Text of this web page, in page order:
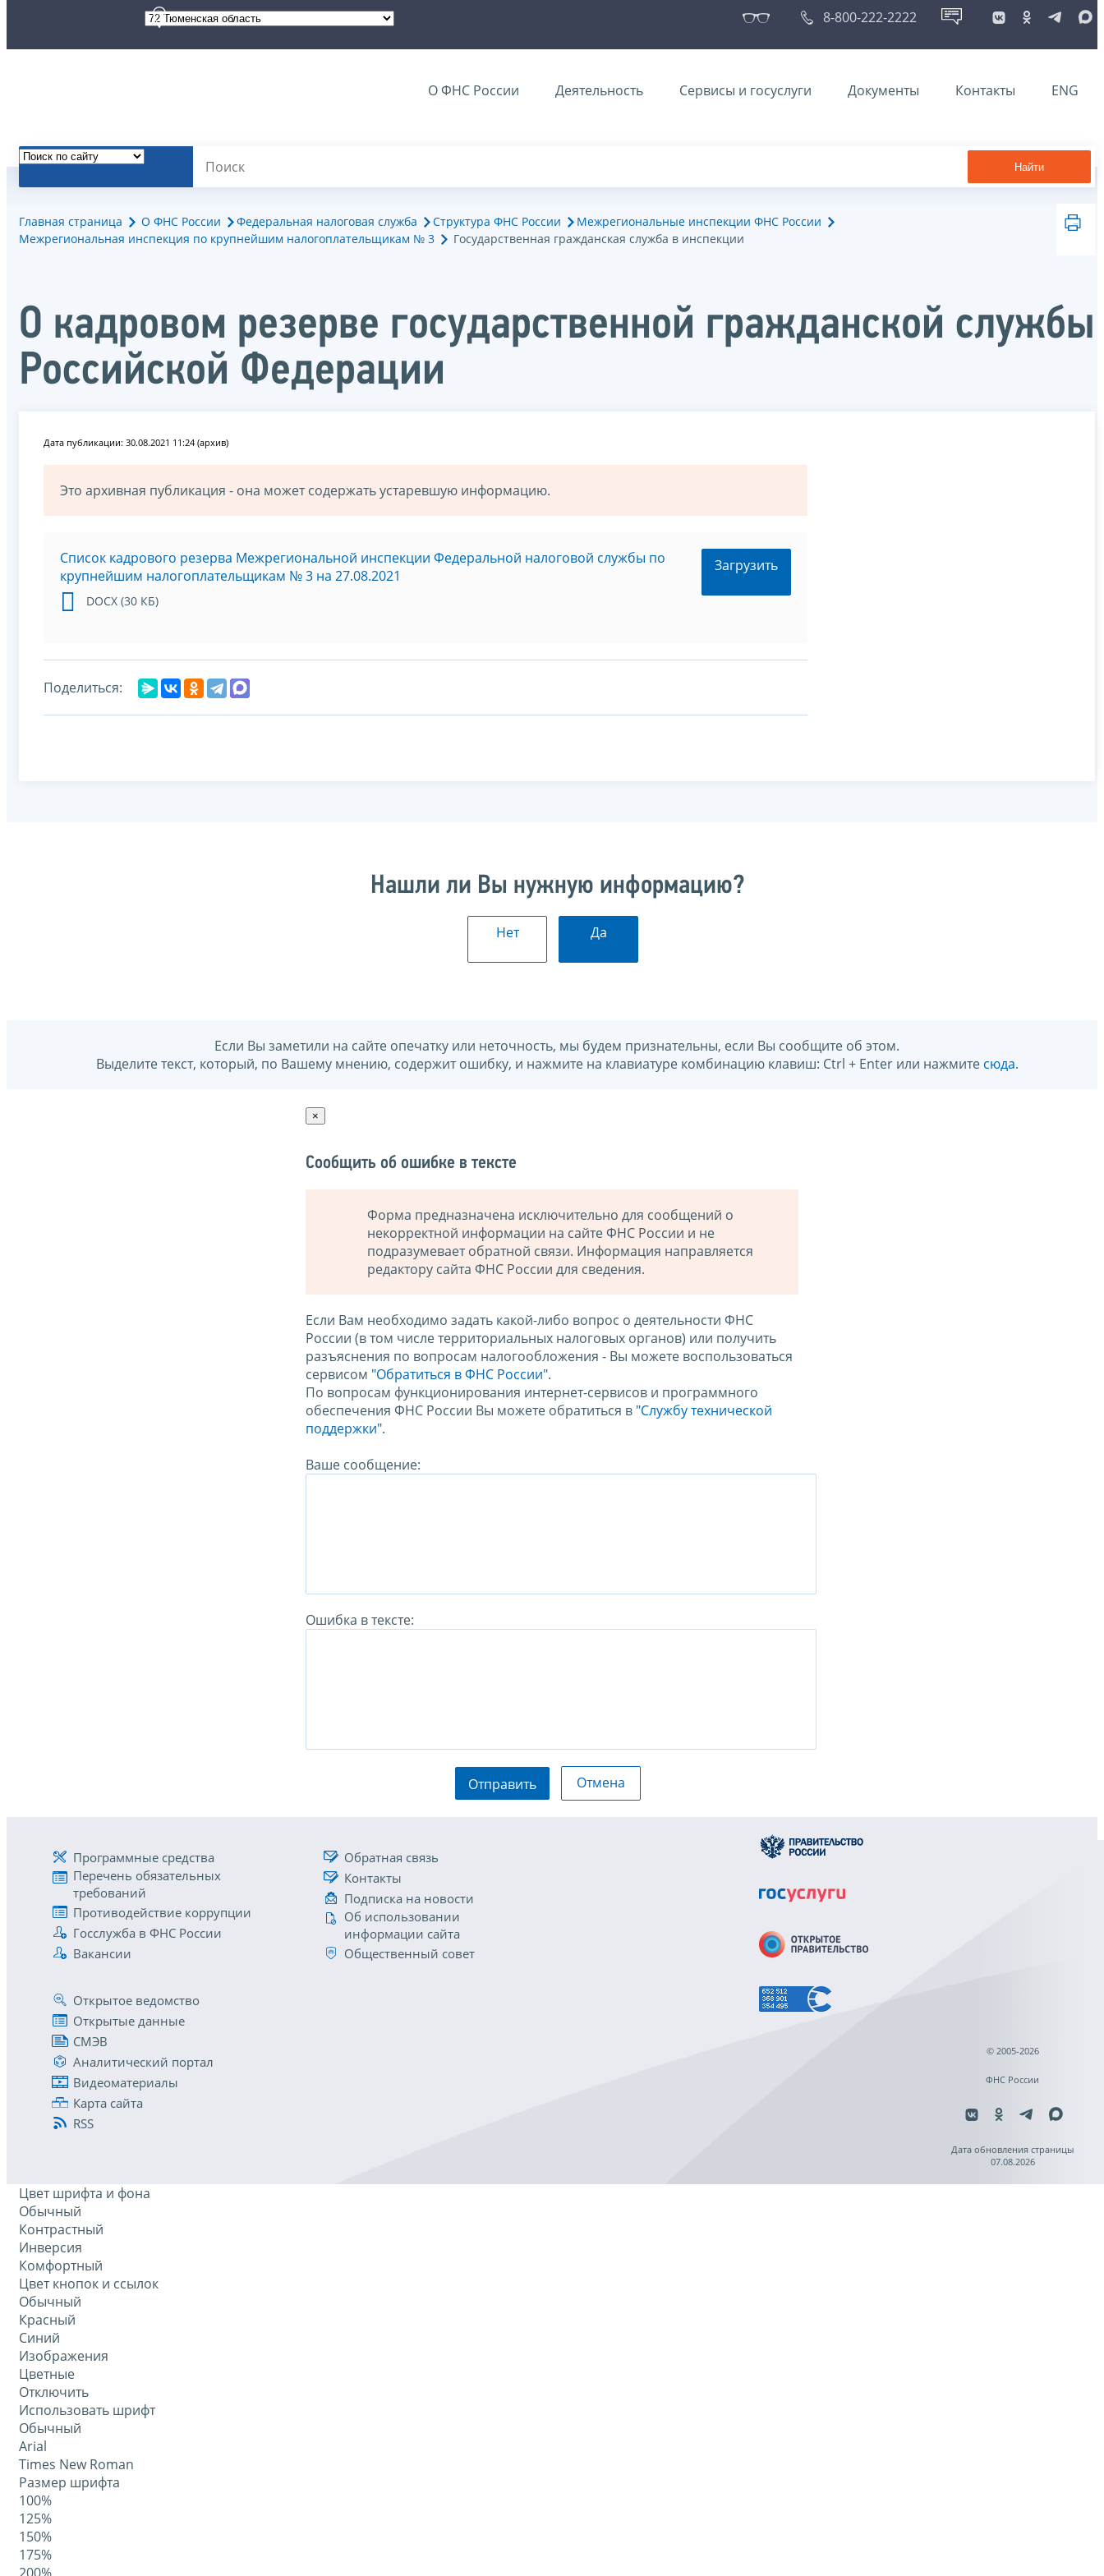
8-800-222-2222
О ФНС России Деятельность Сервисы и госуслуги Документы Контакты ENG
Найти
Главная страница О ФНС России Федеральная налоговая служба Структура ФНС России
Межрегиональные инспекции ФНС России
Межрегиональная инспекция по крупнейшим налогоплательщикам № 3
Государственная гражданская служба в инспекции
О кадровом резерве государственной гражданской службы
Российской Федерации
Дата публикации: 30.08.2021 11:24 (архив)
Это архивная публикация - она может содержать устаревшую информацию.
Список кадрового резерва Межрегиональной инспекции Федеральной налоговой службы по
крупнейшим налогоплательщикам № 3 на 27.08.2021
DOCX (30 КБ)
Загрузить
Поделиться:
Нашли ли Вы нужную информацию?
Нет Да
Если Вы заметили на сайте опечатку или неточность, мы будем признательны, если Вы сообщите об этом.
Выделите текст, который, по Вашему мнению, содержит ошибку, и нажмите на клавиатуре комбинацию клавиш: Ctrl + Enter или нажмите сюда.
×
Сообщить об ошибке в тексте
Форма предназначена исключительно для сообщений о
некорректной информации на сайте ФНС России и не
подразумевает обратной связи. Информация направляется
редактору сайта ФНС России для сведения.
Если Вам необходимо задать какой-либо вопрос о деятельности ФНС
России (в том числе территориальных налоговых органов) или получить
разъяснения по вопросам налогообложения - Вы можете воспользоваться
сервисом "Обратиться в ФНС России".
По вопросам функционирования интернет-сервисов и программного
обеспечения ФНС России Вы можете обратиться в "Службу технической
поддержки".
Ваше сообщение:
Ошибка в тексте:
Отправить Отмена
Программные средства
Перечень обязательных
требований
Противодействие коррупции
Госслужба в ФНС России
Вакансии
Обратная связь
Контакты
Подписка на новости
Об использовании
информации сайта
Общественный совет
Открытое ведомство
Открытые данные
СМЭВ
Аналитический портал
Видеоматериалы
Карта сайта
RSS
© 2005-2026
ФНС России
Дата обновления страницы
07.08.2026
Цвет шрифта и фона
Обычный
Контрастный
Инверсия
Комфортный
Цвет кнопок и ссылок
Обычный
Красный
Синий
Изображения
Цветные
Отключить
Использовать шрифт
Обычный
Arial
Times New Roman
Размер шрифта
100%
125%
150%
175%